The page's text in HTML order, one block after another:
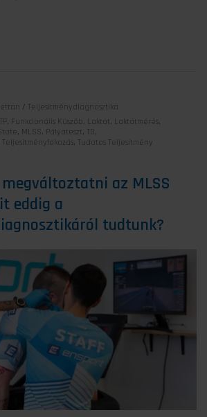
/ Teljesítménydiagnosztika
, Funkcionális Küszöb , Laktát , Laktátmérés,
, MLSS, Pályateszt , TD ,
Teljesítményfokozás, Tudatos Teljesítmény
az MLSS
eddig a
tudtunk?